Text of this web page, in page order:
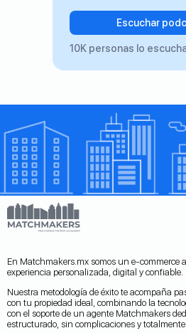
Escuchar
10K personas lo
En Matchmakers.mx somos un e-commerce
experiencia personalizada, digital y confiable.
Nuestra metodología de éxito te acompaña
con tu propiedad ideal, combinando la
con el soporte de un agente Matchmakers
estructurado, sin complicaciones y